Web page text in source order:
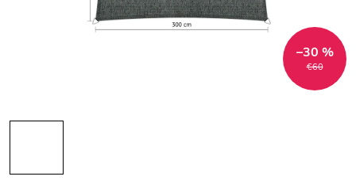
€60
–30 %